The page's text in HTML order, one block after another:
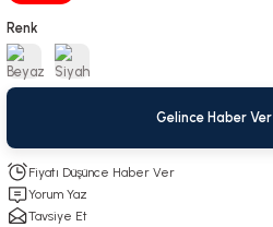
Renk
Gelince Haber Ver
Fiyatı Düşünce Haber Ver
Yorum Yaz
Tavsiye Et